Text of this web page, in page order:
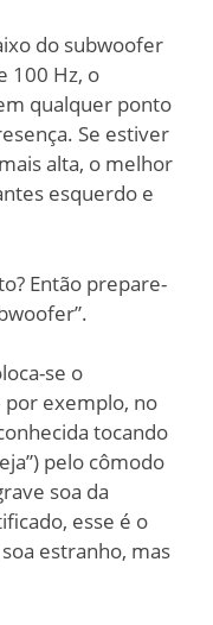
do subwoofer
100 Hz, o
qualquer ponto
Se estiver
alta, o melhor
esquerdo e
Então prepare-
se o
por exemplo, no
tocando
pelo cômodo
soa da
esse é o
estranho, mas